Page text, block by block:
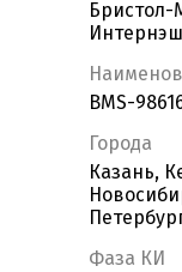
BMS-
Города
Казань,
Фаза КИ